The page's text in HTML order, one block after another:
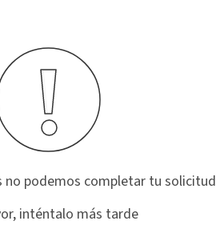
no podemos completar tu solicitud
inténtalo más tarde